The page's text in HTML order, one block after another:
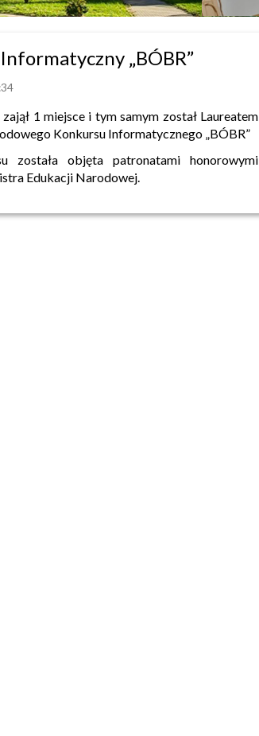
„BÓBR”
1 miejsce i tym samym został Laureatem
Konkursu Informatycznego „BÓBR”
została objęta patronatami honorowymi
Edukacji Narodowej.